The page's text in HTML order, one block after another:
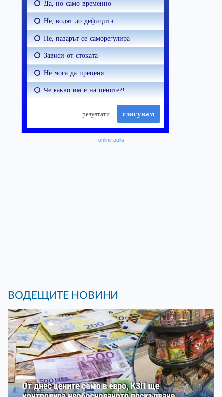
online polls
ВОДЕЩИТЕ НОВИНИ